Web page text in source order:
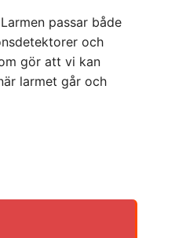
passar både
och
gör att vi kan
larmet går och